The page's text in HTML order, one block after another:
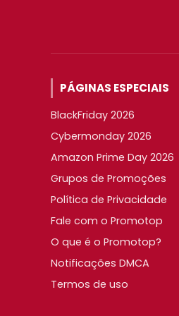
PÁGINAS ESPECIAIS
BlackFriday 2026
Cybermonday 2026
Amazon Prime Day 2026
Grupos de Promoções
Política de Privacidade
Fale com o Promotop
O que é o Promotop?
Notificações DMCA
Termos de uso